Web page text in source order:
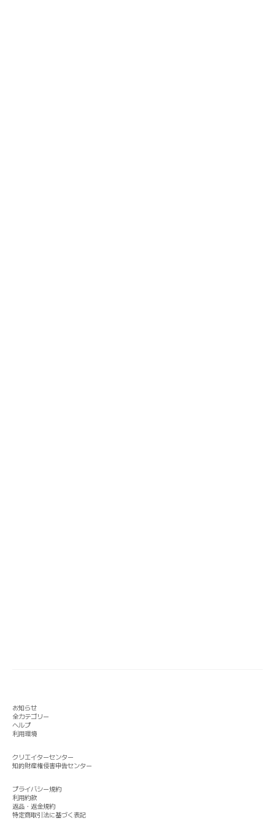
お知らせ
全カテゴリー
ヘルプ
利用環境
クリエイターセンター
知的財産権侵害申告センター
プライバシー規約
利用約款
返品・返金規約
特定商取引法に基づく表記